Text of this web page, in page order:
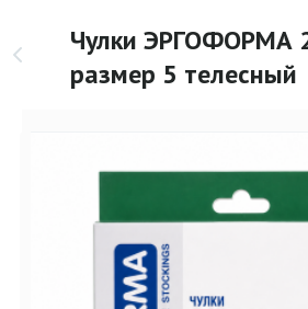
Чулки ЭРГОФОРМА
размер 5 телесный